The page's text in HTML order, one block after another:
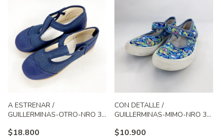
A ESTRENAR /
GUILLERMINAS-OTRO-NRO 32
$18.800
CON DETALLE /
GUILLERMINAS-MIMO-NRO 33
$10.900